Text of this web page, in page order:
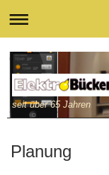
seit über 65 Jahren
Planung